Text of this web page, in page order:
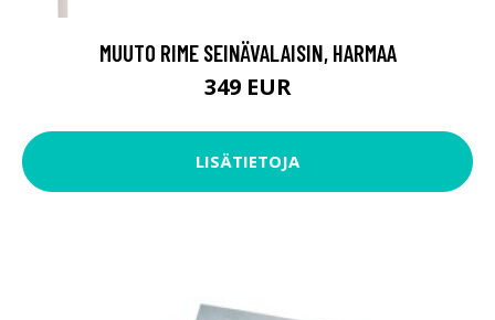
MUUTO RIME SEINÄVALAISIN, HARMAA
349 EUR
LISÄTIETOJA